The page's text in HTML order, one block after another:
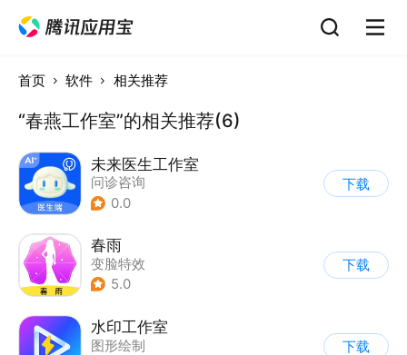
首页 软件 相关推荐
“春燕工作室”的相关推荐(6)
未来医生工作室
问诊咨询
0.0
下载
春雨
变脸特效
5.0
下载
水印工作室
图形绘制
下载